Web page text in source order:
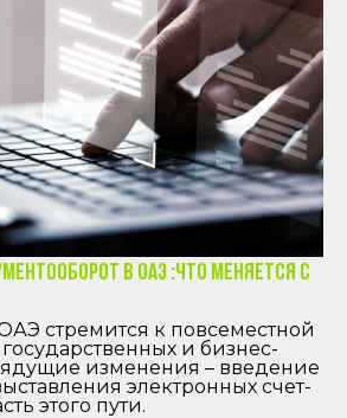
в ОАЭ :что меняется с
стремится к повсеместной
и бизнес-
изменения – введение
электронных счет-
этого пути.